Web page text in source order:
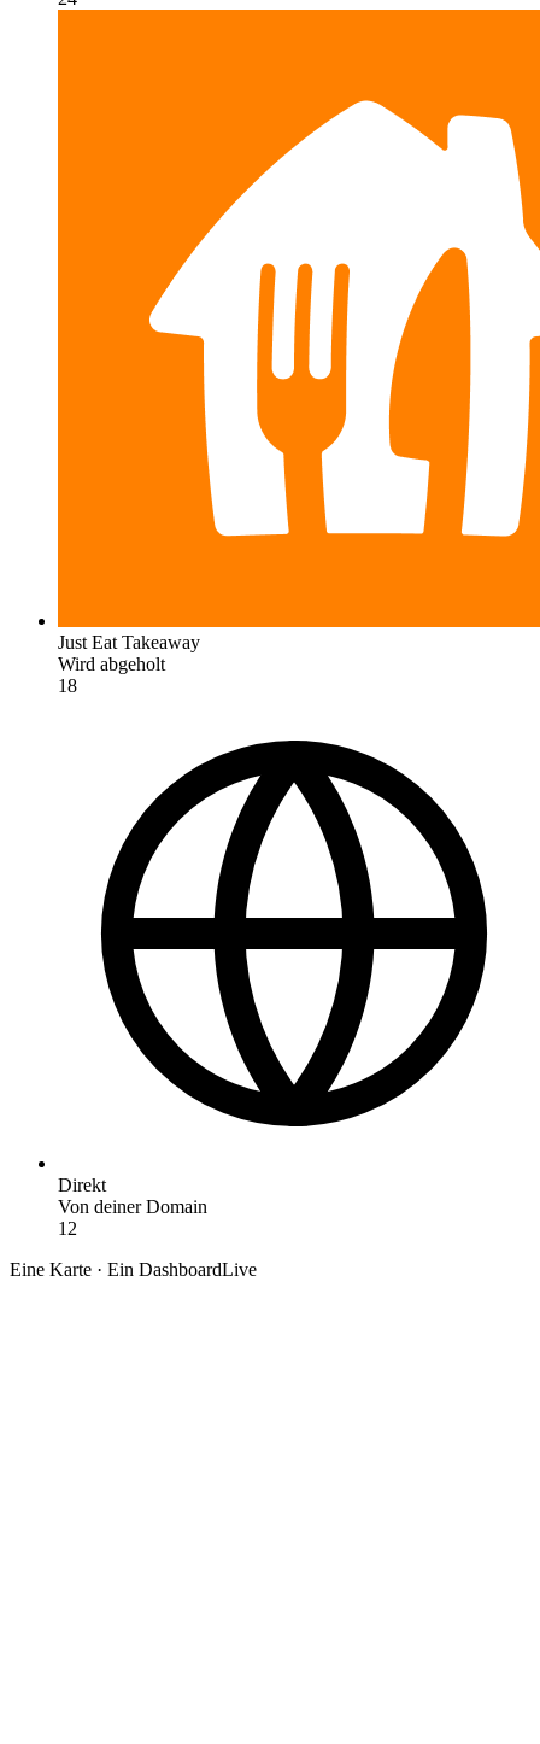
Just Eat Takeaway
Wird abgeholt
18
Direkt
Von deiner Domain
12
Eine Karte · Ein DashboardLive